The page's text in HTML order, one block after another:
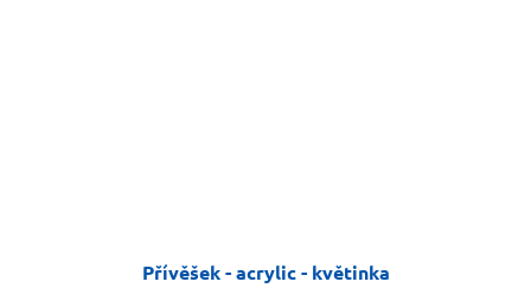
Přívěšek - acrylic - květinka